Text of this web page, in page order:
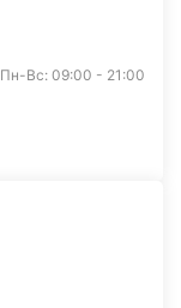
Пн-Вс: 09:00 - 21:00